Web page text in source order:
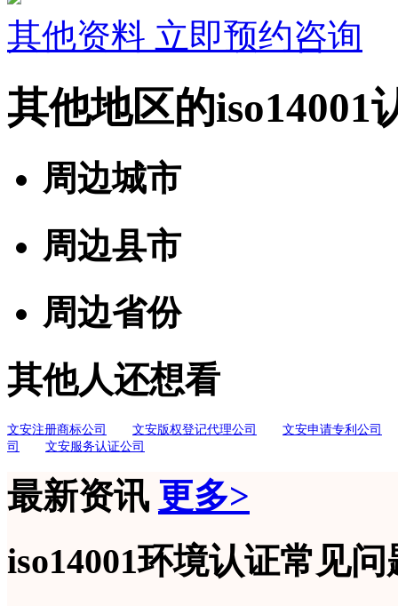
其他资料 立即预约咨询
其他地区的iso14001
周边城市
周边县市
周边省份
其他人还想看
文安注册商标公司 文安版权登记代理公司
文安申请专利公司
司
文安服务认证公司
最新资讯 更多>
iso14001环境认证常见